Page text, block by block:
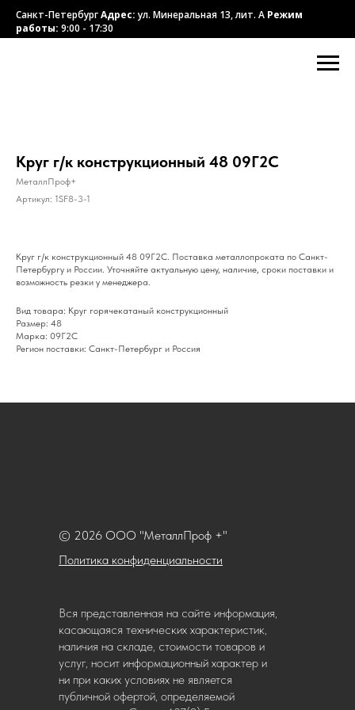
Санкт-ПетербургАдрес:ул. Минеральная 13, лит. А Режим
работы: 9:00 - 17:30
Круг г/к конструкционный 48 09Г2С
МеталлПроф+
Артикул: 1SF8-3-1
Круг г/к конструкционный 48 09Г2С. Поставка металлопроката по Санкт-
Петербургу и России. Уточняйте актуальную цену, наличие, сроки поставки и
возможность резки у менеджера.
Вид товара: Круг горячекатаный конструкционный
Размер: 48
Марка: 09Г2С
Регион поставки: Санкт-Петербург и Россия
Политика конфиденциальности
© 2026 ООО "МеталлПроф +"
Вся представленная на сайте информация,
касающаяся технических характеристик,
наличия на складе, стоимости товаров и
услуг, носит информационный характер и
ни при каких условиях не является
публичной офертой, определяемой